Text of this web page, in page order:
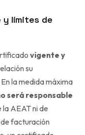
y límites de
vigente y
su
la medida máxima
será responsable
AEAT ni de
facturación